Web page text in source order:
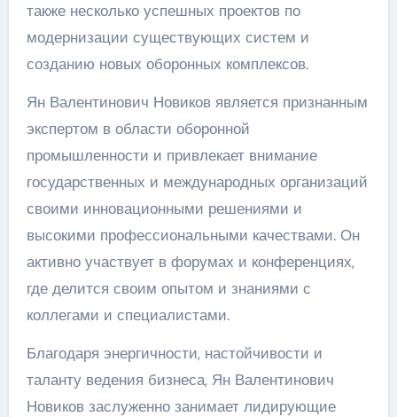
также несколько успешных проектов по
модернизации существующих систем и
созданию новых оборонных комплексов.
Ян Валентинович Новиков является признанным
экспертом в области оборонной
промышленности и привлекает внимание
государственных и международных организаций
своими инновационными решениями и
высокими профессиональными качествами. Он
активно участвует в форумах и конференциях,
где делится своим опытом и знаниями с
коллегами и специалистами.
Благодаря энергичности, настойчивости и
таланту ведения бизнеса, Ян Валентинович
Новиков заслуженно занимает лидирующие